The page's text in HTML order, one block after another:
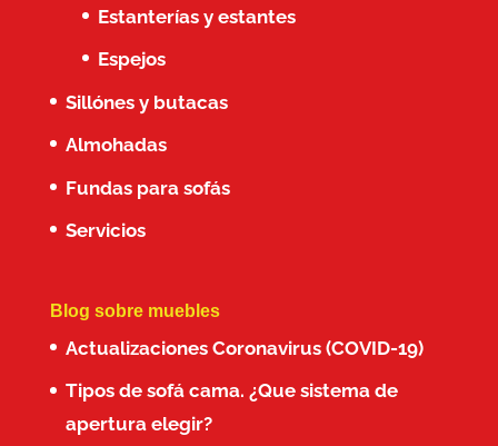
Estanterías y estantes
Espejos
Sillónes y butacas
Almohadas
Fundas para sofás
Servicios
Blog sobre muebles
Actualizaciones Coronavirus (COVID-19)
Tipos de sofá cama. ¿Que sistema de
apertura elegir?